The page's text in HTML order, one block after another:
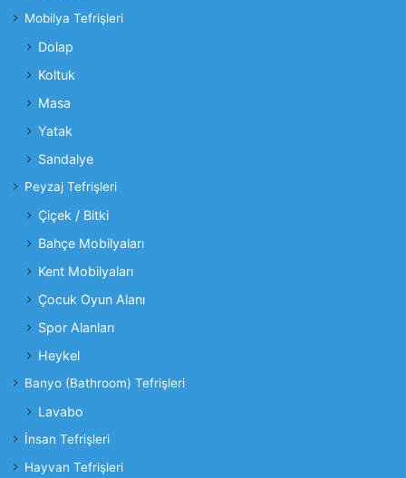
Mobilya Tefrişleri
Dolap
Koltuk
Masa
Yatak
Sandalye
Peyzaj Tefrişleri
Çiçek / Bitki
Bahçe Mobilyaları
Kent Mobilyaları
Çocuk Oyun Alanı
Spor Alanları
Heykel
Banyo (Bathroom) Tefrişleri
Lavabo
İnsan Tefrişleri
Hayvan Tefrişleri